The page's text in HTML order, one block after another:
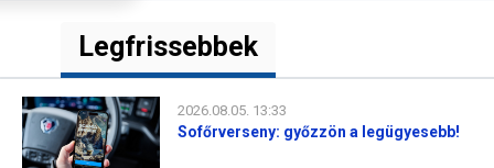
Legfrissebbek
2026.08.05. 13:33
Sofőrverseny: győzzön a legügyesebb!